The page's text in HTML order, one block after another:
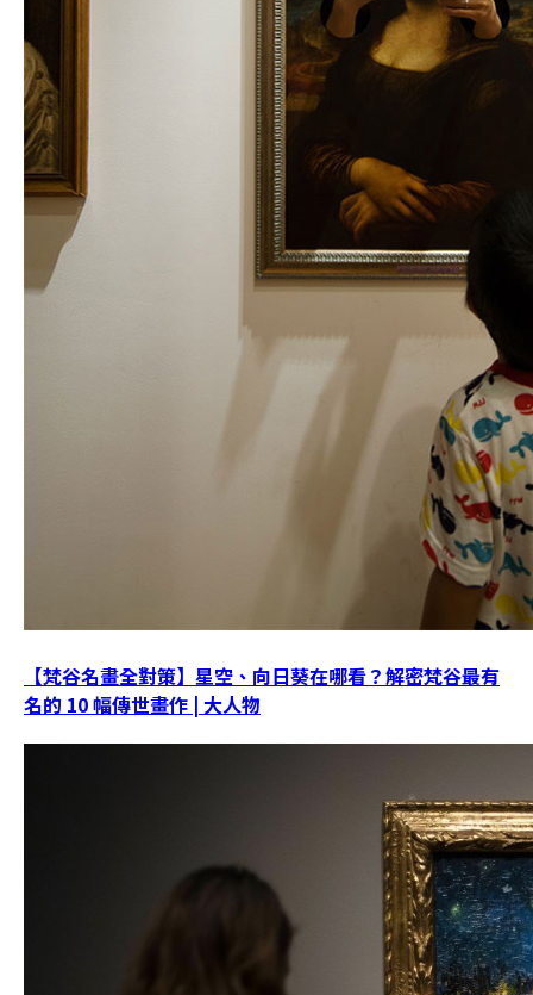
【梵谷名畫全對策】星空、向日葵在哪看？解密梵谷最有
名的 10 幅傳世畫作 | 大人物